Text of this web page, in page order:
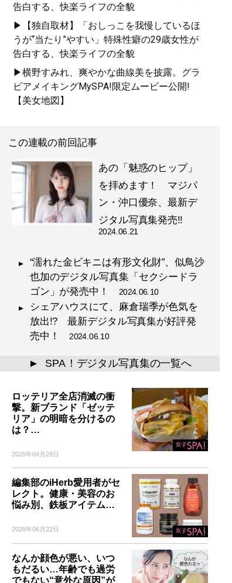
告白する、快楽ライフの全貌
▶【独自取材】「おしっこを我慢しているほ
うが“当たり”やすい」特殊性癖の29歳女性が
告白する、快楽ライフの全貌
▶横野すみれ、爽やかな曲線美を披露。グラ
ビアメイキングMySPA!限定ムービー公開!
【美女地図】
この連載の前回記事
あの「魅惑のヒップ」
を拝めます！ マジパ
ン・沖口優奈、最新デ
ジタル写真集発売!!
2024.06.21
“濡れた金ビキニは有形文化財”、似鳥沙
也加のデジタル写真集「セクシードラ
ゴン」が発売中！ 2024.06.10
シェアハウスにて、麻倉瑞季が色気を
放出!? 最新デジタル写真集が好評発
売中！ 2024.06.10
▲ SPA！デジタル写真集の一覧へ
ロッテリア全店消滅の衝
撃。新ブランド「ゼッテ
リア」の明暗を分けるの
は？…
2026年04月28日
編集部のiHerb愛用者がセ
レクト。健康・美容のお
悩み別、鉄板アイテム…
2026年06月22日
なんか顔色が悪い、いつ
もだるい…年齢でも過労
でもない“意外な原因”が